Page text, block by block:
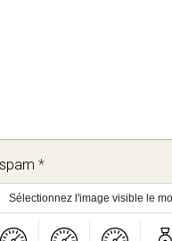
Sélectionnez l'image visible le